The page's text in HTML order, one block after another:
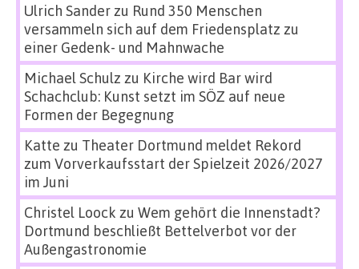
Ulrich Sanderzu Rund 350 Menschen
versammeln sich auf dem Friedensplatz zu
einer Gedenk- und Mahnwache
Michael Schulz zu Kirche wird Bar wird
Schachclub: Kunst setzt im SÖZ auf neue
Formen der Begegnung
Katte zu Theater Dortmund meldet Rekord
zum Vorverkaufsstart der Spielzeit 2026/2027
im Juni
Christel Loock zu Wem gehört die Innenstadt?
Dortmund beschließt Bettelverbot vor der
Außengastronomie